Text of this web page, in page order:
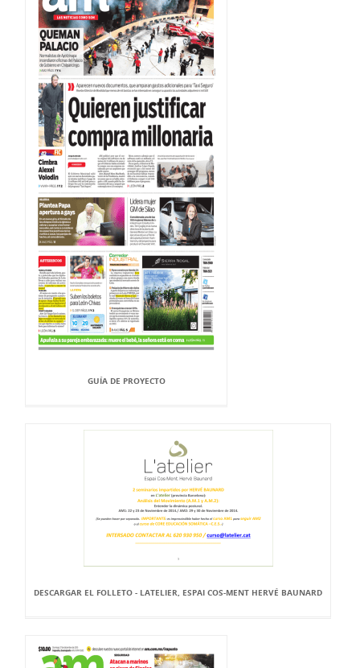
GUÍA DE PROYECTO
DESCARGAR EL FOLLETO - LATELIER, ESPAI COS-MENT HERVÉ BAUNARD